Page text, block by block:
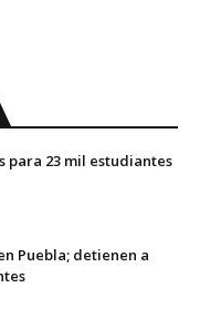
para 23 mil estudiantes
Puebla; detienen a